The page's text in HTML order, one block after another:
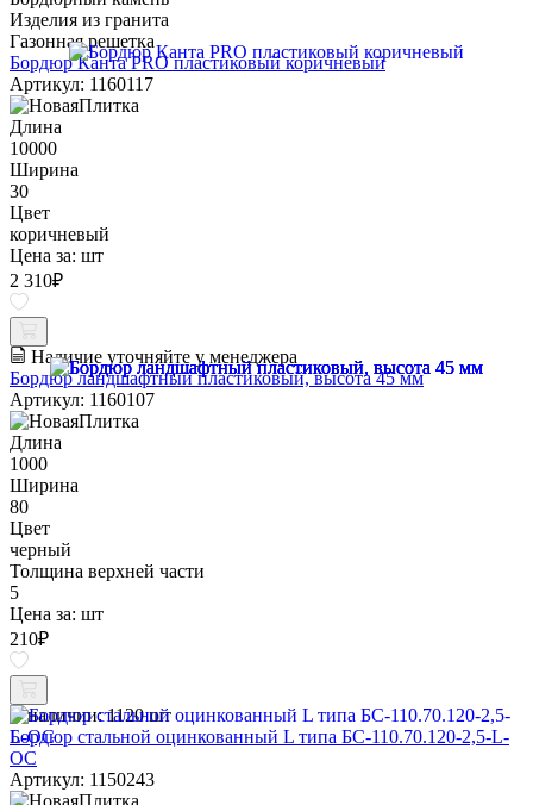
Изделия из гранита
Газонная решетка
Бордюр Канта PRO пластиковый коричневый
Артикул: 1160117
Длина
10000
Ширина
30
Цвет
коричневый
Цена за: шт
2 310₽
Наличие уточняйте у менеджера
Бордюр ландшафтный пластиковый, высота 45 мм
Артикул: 1160107
Длина
1000
Ширина
80
Цвет
черный
Толщина верхней части
5
Цена за: шт
210₽
В наличии: 1120 шт
Бордюр стальной оцинкованный L типа БС-110.70.120-2,5-L-
ОС
Артикул: 1150243